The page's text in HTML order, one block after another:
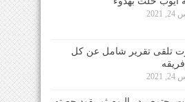
2021
2021